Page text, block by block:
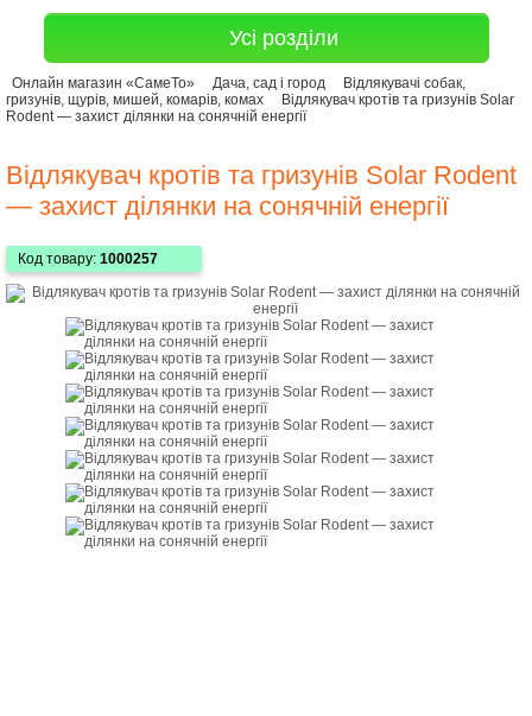
Усі розділи
Онлайн магазин «СамеТо» Дача, сад і город
Відлякувачі собак,
гризунів, щурів, мишей, комарів, комах
Відлякувач кротів та гризунів Solar
Rodent — захист ділянки на сонячній енергії
Відлякувач кротів та гризунів Solar Rodent
— захист ділянки на сонячній енергії
Код товару: 1000257